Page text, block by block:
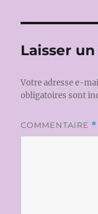
Laisser
Votre adresse e-
obligatoires sont
COMMENTAIRE *